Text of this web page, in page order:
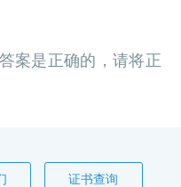
案是正确的，请将正
证书查询